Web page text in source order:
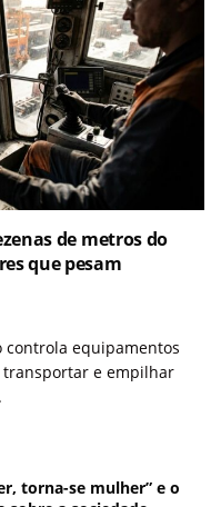
de metros do
que pesam
equipamentos
transportar e empilhar
torna-se mulher” e o